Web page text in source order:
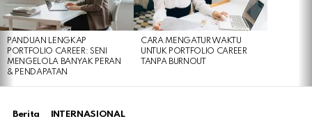
PANDUAN LENGKAP
PORTFOLIO CAREER: SENI
MENGELOLA BANYAK PERAN
& PENDAPATAN
CARA MENGATUR WAKTU
UNTUK PORTFOLIO CAREER
TANPA BURNOUT
Berita INTERNASIONAL